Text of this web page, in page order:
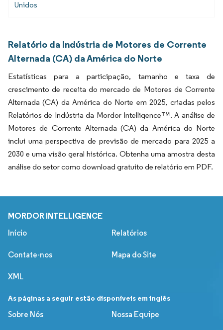
Unidos
Relatório da Indústria de Motores de Corrente
Alternada (CA) da América do Norte
Estatísticas para a participação, tamanho e taxa de
crescimento de receita do mercado de Motores de Corrente
Alternada (CA) da América do Norte em 2025, criadas pelos
Relatórios de Indústria da Mordor Intelligence™. A análise de
Motores de Corrente Alternada (CA) da América do Norte
inclui uma perspectiva de previsão de mercado para 2025 a
2030 e uma visão geral histórica. Obtenha uma amostra desta
análise do setor como download gratuito de relatório em PDF.
MORDOR INTELLIGENCE
Início Relatórios
Contate-nos Mapa do Site
XML
As páginas a seguir estão disponíveis em inglês
Sobre Nós
Nossa Equipe